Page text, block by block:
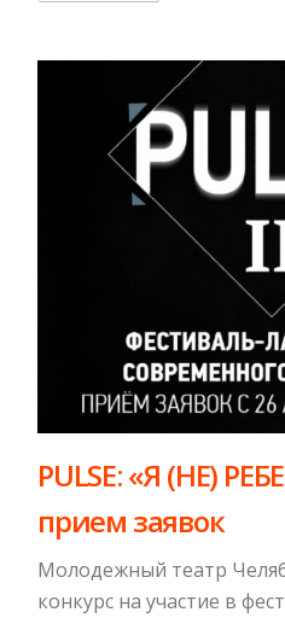
PULSE: «Я (НЕ)
прием заявок
Молодежный театр
конкурс на участие в